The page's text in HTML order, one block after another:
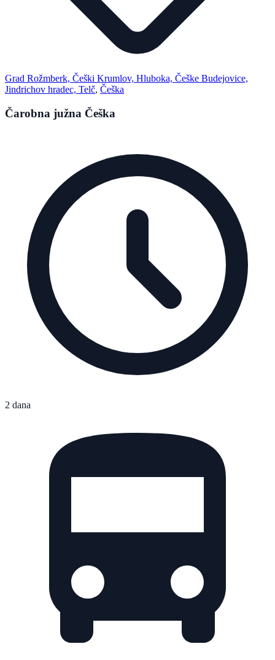
Grad Rožmberk, Češki Krumlov, Hluboka, Češke Budejovice,
Jindrichov hradec, Telč, Češka
Čarobna južna Češka
2 dana